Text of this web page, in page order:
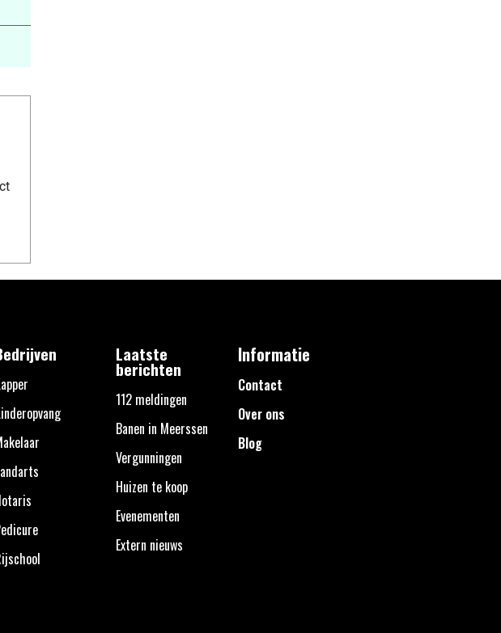
Laatste
berichten
112 meldingen
Banen in Meerssen
Vergunningen
Huizen te koop
Evenementen
Extern nieuws
Informatie
Contact
Over ons
Blog